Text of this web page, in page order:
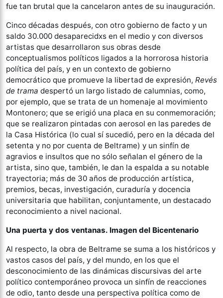
fue tan brutal que la cancelaron antes de su inauguración.
Cinco décadas después, con otro gobierno de facto y un
saldo 30.000 desaparecidxs en el medio y con diversos
artistas que desarrollaron sus obras desde
conceptualismos políticos ligados a la horrorosa historia
política del país, y en un contexto de gobierno
democrático que promueve la libertad de expresión, Revés
de trama despertó un largo listado de calumnias, como,
por ejemplo, que se trata de un homenaje al movimiento
Montonero; que se erigió una placa en su conmemoración;
que se realizaron pintadas con aerosol en las paredes de
la Casa Histórica (lo cual sí sucedió, pero en la década del
setenta y no por cuenta de Beltrame) y un sinfín de
agravios e insultos que no sólo señalan el género de la
artista, sino que, también, le dan la espalda a su notable
trayectoria; más de 30 años de producción artística,
premios, becas, investigación, curaduría y docencia
universitaria que habilitan, conjuntamente, un destacado
reconocimiento a nivel nacional.
Una puerta y dos ventanas. Imagen del Bicentenario
Al respecto, la obra de Beltrame se suma a los históricos y
vastos casos del país, y del mundo, en los que el
desconocimiento de las dinámicas discursivas del arte
político contemporáneo provoca un sinfín de reacciones
de odio, tanto desde una perspectiva política como de